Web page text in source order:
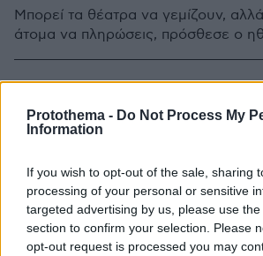
Protothema - Do Not Process My
Information
If you wish to opt-out of the sale, sharing
processing of your personal or sensitive
targeted advertising by us, please use
section to confirm your selection. Please
opt-out request is processed you may
Μπορεί τα θέατρα να γεμίζουν,
άτομα να πληρώσεις, πρόσθεσε ο